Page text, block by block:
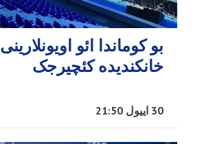
بو کوماندا ائو اویونلارینی
خانکندیده کئچیرجک
30 اییول 21:50